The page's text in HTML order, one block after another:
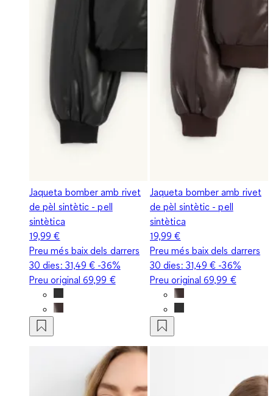
Jaqueta bomber amb rivet
de pèl sintètic - pell
sintètica
19,99 €
Preu més baix dels darrers
30 dies: 31,49 € -36%
Preu original69,99 €
Jaqueta bomber amb rivet
de pèl sintètic - pell
sintètica
19,99 €
Preu més baix dels darrers
30 dies: 31,49 € -36%
Preu original69,99 €